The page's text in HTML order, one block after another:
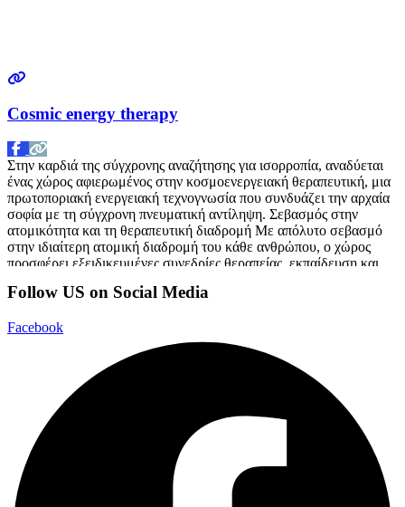
Cosmic energy therapy
Στην καρδιά της σύγχρονης αναζήτησης για ισορροπία, αναδύεται
ένας χώρος αφιερωμένος στην κοσμοενεργειακή θεραπευτική, μια
πρωτοποριακή ενεργειακή τεχνογνωσία που συνδυάζει την αρχαία
σοφία με τη σύγχρονη πνευματική αντίληψη. Σεβασμός στην
ατομικότητα και τη θεραπευτική διαδρομή Με απόλυτο σεβασμό
στην ιδιαίτερη ατομική διαδρομή του κάθε ανθρώπου, ο χώρος
προσφέρει εξειδικευμένες συνεδρίες θεραπείας, εκπαίδευση και
περισσότερα…
Follow US on Social Media
Facebook